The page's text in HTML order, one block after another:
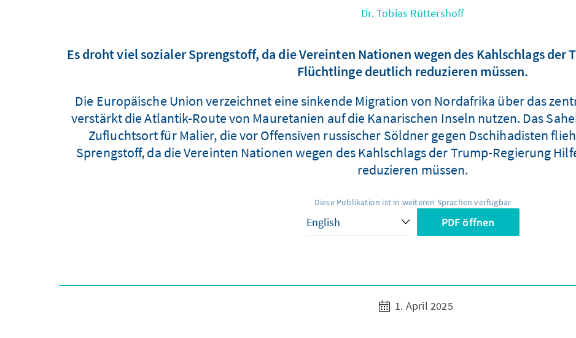
Dr. Tobias Rüttershoff
Es droht viel sozialer Sprengstoff, da die Vereinten Nationen wegen des Kahlschlags
Flüchtlinge deutlich reduzieren müssen.
Die Europäische Union verzeichnet eine sinkende Migration von Nordafrika über das
verstärkt die Atlantik-Route von Mauretanien auf die Kanarischen Inseln nutzen. Das
Zufluchtsort für Malier, die vor Offensiven russischer Söldner gegen Dschihadisten
Sprengstoff, da die Vereinten Nationen wegen des Kahlschlags der Trump-Regierung
reduzieren müssen.
Diese Publikation ist in weiteren Sprachen verfügbar
PDF öffnen
1. April 2025